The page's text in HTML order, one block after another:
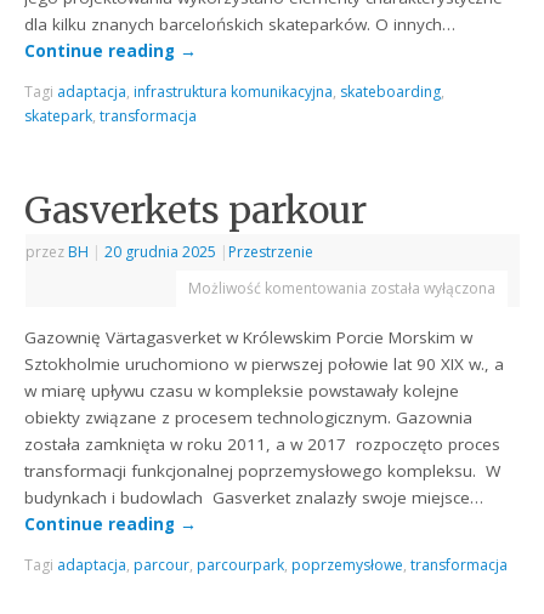
dla kilku znanych barcelońskich skateparków. O innych…
Continue reading →
Tagi adaptacja, infrastruktura komunikacyjna, skateboarding,
skatepark,transformacja
Gasverkets parkour
przez BH | 20 grudnia 2025 | Przestrzenie
Możliwość komentowania została wyłączona
Gazownię Värtagasverket w Królewskim Porcie Morskim w
Sztokholmie uruchomiono w pierwszej połowie lat 90 XIX w., a
w miarę upływu czasu w kompleksie powstawały kolejne
obiekty związane z procesem technologicznym. Gazownia
została zamknięta w roku 2011, a w 2017 rozpoczęto proces
transformacji funkcjonalnej poprzemysłowego kompleksu. W
budynkach i budowlach Gasverket znalazły swoje miejsce…
Continue reading →
Tagi adaptacja, parcour, parcourpark, poprzemysłowe,transformacja